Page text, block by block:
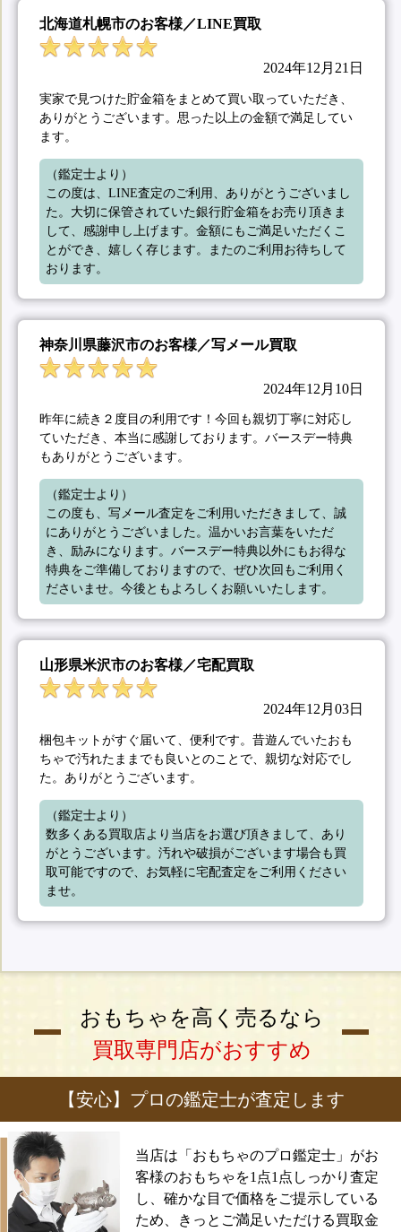
北海道札幌市のお客様／LINE買取
2024年12月21日
実家で見つけた貯金箱をまとめて買い取っていただき、
ありがとうございます。思った以上の金額で満足してい
ます。
（鑑定士より）
この度は、LINE査定のご利用、ありがとうございまし
た。大切に保管されていた銀行貯金箱をお売り頂きま
して、感謝申し上げます。金額にもご満足いただくこ
とができ、嬉しく存じます。またのご利用お待ちして
おります。
神奈川県藤沢市のお客様／写メール買取
2024年12月10日
昨年に続き２度目の利用です！今回も親切丁寧に対応し
ていただき、本当に感謝しております。バースデー特典
もありがとうございます。
（鑑定士より）
この度も、写メール査定をご利用いただきまして、誠
にありがとうございました。温かいお言葉をいただ
き、励みになります。バースデー特典以外にもお得な
特典をご準備しておりますので、ぜひ次回もご利用く
ださいませ。今後ともよろしくお願いいたします。
山形県米沢市のお客様／宅配買取
2024年12月03日
梱包キットがすぐ届いて、便利です。昔遊んでいたおも
ちゃで汚れたままでも良いとのことで、親切な対応でし
た。ありがとうございます。
（鑑定士より）
数多くある買取店より当店をお選び頂きまして、あり
がとうございます。汚れや破損がございます場合も買
取可能ですので、お気軽に宅配査定をご利用ください
ませ。
おもちゃを高く売るなら
買取専門店がおすすめ
【安心】プロの鑑定士が査定します
当店は「おもちゃのプロ鑑定士」がお
客様のおもちゃを1点1点しっかり査定
し、確かな目で価格をご提示している
ため、きっとご満足いただける買取金